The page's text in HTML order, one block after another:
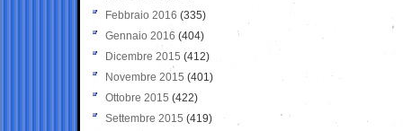
Febbraio 2016 (335)
Gennaio 2016 (404)
Dicembre 2015 (412)
Novembre 2015 (401)
Ottobre 2015 (422)
Settembre 2015 (419)